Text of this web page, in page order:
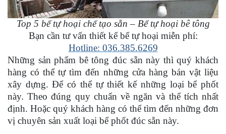
Top 5 bể tự hoại chế tạo sẵn – Bể tự hoại bê tông
Bạn cần tư vấn thiết kế bể tự hoại miễn phí:
Hotline: 036.385.6269
Những sản phẩm bê tông đúc sẵn này thì quý khách
hàng có thể tự tìm đến những cửa hàng bán vật liệu
xây dựng. Để có thể tự thiết kế những loại bể phốt
này. Theo đúng quy chuẩn về ngăn và thể tích nhất
định. Hoặc quý khách hàng có thể tìm đến những đơn
vị chuyên sản xuất loại bể phốt đúc sẵn này.